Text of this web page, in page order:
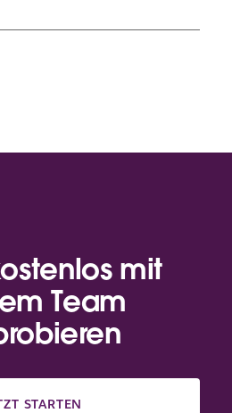
mit
Team
STARTEN